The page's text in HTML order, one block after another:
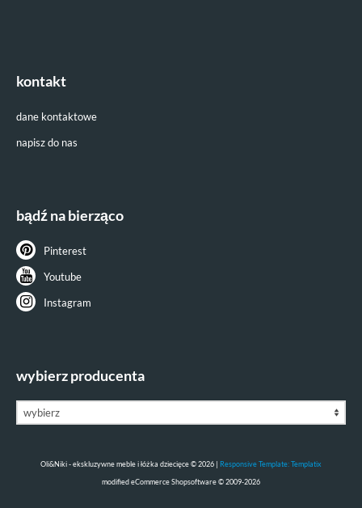
kontakt
dane kontaktowe
napisz do nas
bądź na bierząco
Pinterest
Youtube
Instagram
wybierz producenta
Oli&Niki - ekskluzywne meble i łóżka dziecięce © 2026 | Responsive Template: Templatix
modified eCommerce Shopsoftware © 2009-2026